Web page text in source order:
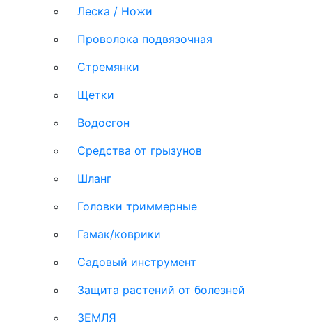
Леска / Ножи
Проволока подвязочная
Стремянки
Щетки
Водосгон
Средства от грызунов
Шланг
Головки триммерные
Гамак/коврики
Садовый инструмент
Защита растений от болезней
ЗЕМЛЯ